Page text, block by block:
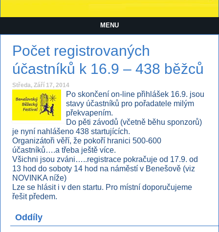
MENU
Počet registrovaných
účastníků k 16.9 – 438 běžců
Středa, Září 17, 2014
Po skončení on-line přihlášek 16.9. jsou
stavy účastníků pro pořadatele milým
překvapením.
Do pěti závodů (včetně běhu sponzorů)
je nyní nahlášeno 438 startujících.
Organizátoři věří, že pokoří hranici 500-600
účastníků….a třeba ještě více.
Všichni jsou zváni…..registrace pokračuje od 17.9. od
13 hod do soboty 14 hod na náměstí v Benešově (viz
NOVINKA níže)
Lze se hlásit i v den startu. Pro místní doporučujeme
řešit předem.
Oddíly